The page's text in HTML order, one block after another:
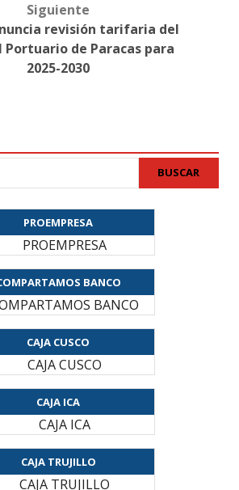
Siguiente
revisión tarifaria del
de Paracas para
2025-2030
BUSCAR
PROEMPRESA
BANCO
CAJA CUSCO
CAJA ICA
CAJA TRUJILLO